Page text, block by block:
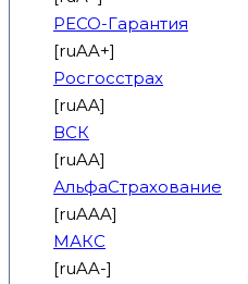
РЕСО-Гарантия
[ruAA+]
Росгосстрах
[ruAA]
ВСК
[ruAA]
АльфаСтрахование
[ruAAA]
МАКС
[ruAA-]